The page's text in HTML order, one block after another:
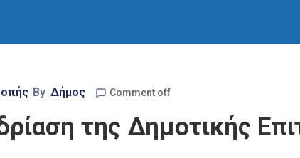
By Δήμος Comment off
της Δημοτικής